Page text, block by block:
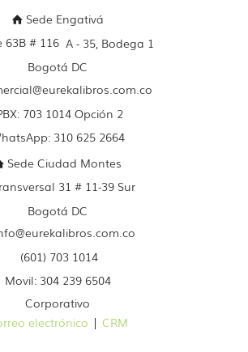
Sede Engativá
# 116 A - 35, Bodega 1
Bogotá DC
703 1014 Opción 2
310 625 2664
Sede Ciudad Montes
31 # 11-39 Sur
Bogotá DC
(601) 703 1014
Movil: 304 239 6504
Corporativo
electrónico | CRM